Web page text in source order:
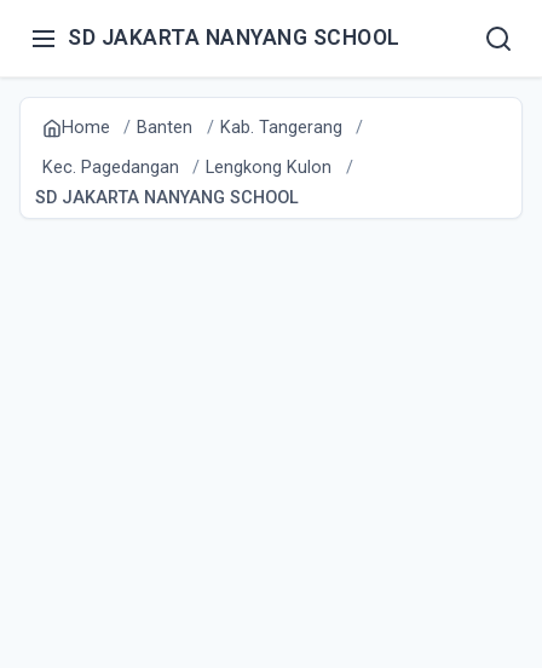
SD JAKARTA NANYANG SCHOOL
Home Banten
Kab. Tangerang
Kec. Pagedangan
Lengkong Kulon
SD JAKARTA NANYANG SCHOOL